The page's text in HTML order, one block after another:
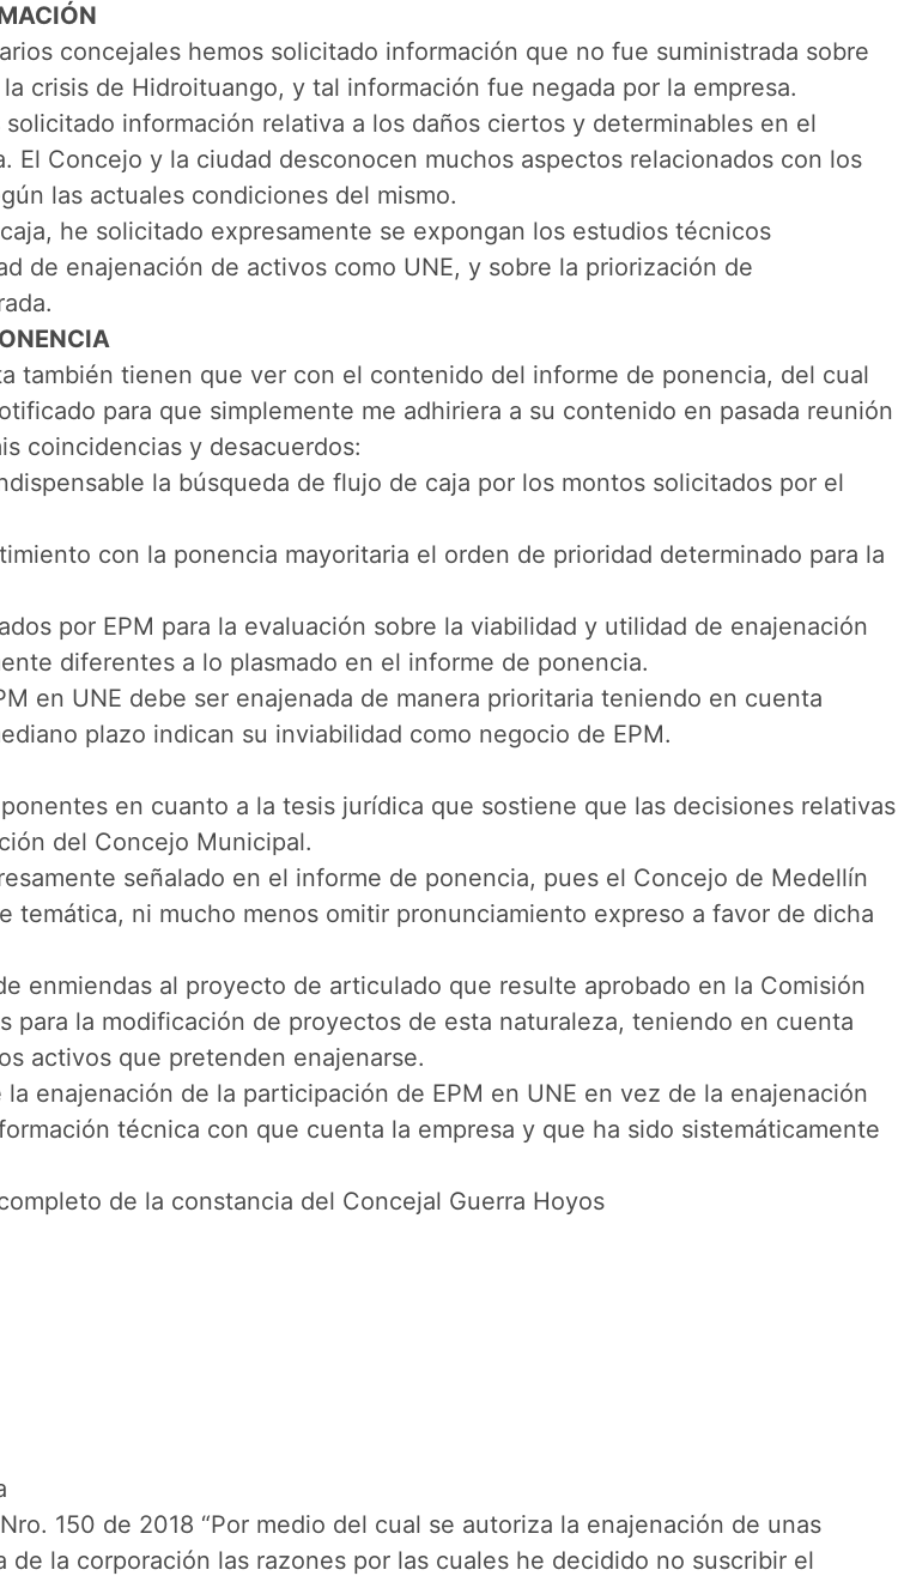
concejales hemos solicitado información que no fue suministrada sobre
crisis de Hidroituango, y tal información fue negada por la empresa.
información relativa a los daños ciertos y determinables en el
Concejo y la ciudad desconocen muchos aspectos relacionados con los
las actuales condiciones del mismo.
he solicitado expresamente se expongan los estudios técnicos
de enajenación de activos como UNE, y sobre la priorización de
también tienen que ver con el contenido del informe de ponencia, del cual
para que simplemente me adhiriera a su contenido en pasada reunión
coincidencias y desacuerdos:
la búsqueda de flujo de caja por los montos solicitados por el
con la ponencia mayoritaria el orden de prioridad determinado para la
por EPM para la evaluación sobre la viabilidad y utilidad de enajenación
diferentes a lo plasmado en el informe de ponencia.
en UNE debe ser enajenada de manera prioritaria teniendo en cuenta
plazo indican su inviabilidad como negocio de EPM.
en cuanto a la tesis jurídica que sostiene que las decisiones relativas
del Concejo Municipal.
señalado en el informe de ponencia, pues el Concejo de Medellín
ni mucho menos omitir pronunciamiento expreso a favor de dicha
enmiendas al proyecto de articulado que resulte aprobado en la Comisión
para la modificación de proyectos de esta naturaleza, teniendo en cuenta
activos que pretenden enajenarse.
enajenación de la participación de EPM en UNE en vez de la enajenación
técnica con que cuenta la empresa y que ha sido sistemáticamente
de la constancia del Concejal Guerra Hoyos
150 de 2018 “Por medio del cual se autoriza la enajenación de unas
la corporación las razones por las cuales he decidido no suscribir el